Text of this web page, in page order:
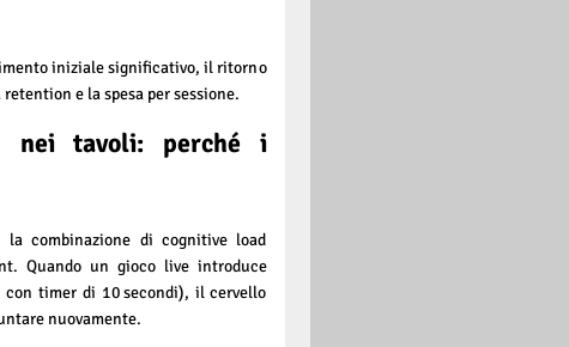
iniziale significativo, il ritorno
e la spesa per sessione.
nei tavoli: perché i
la combinazione di cognitive load
Quando un gioco live introduce
con timer di 10 secondi), il cervello
nuovamente.